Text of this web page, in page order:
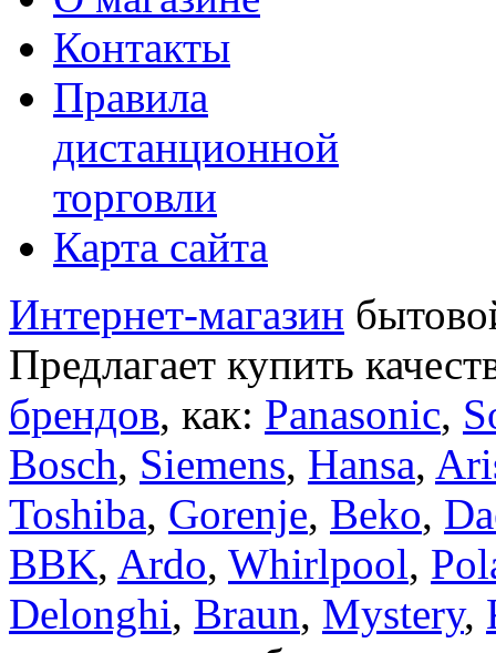
Контакты
Правила
дистанционной
торговли
Карта сайта
Интернет-магазин
Предлагает купить
брендов, как: Panasonic,
Bosch, Siemens, Hansa,
Toshiba, Gorenje, Beko,
BBK, Ardo, Whirlpool,
Delonghi, Braun, Mystery,